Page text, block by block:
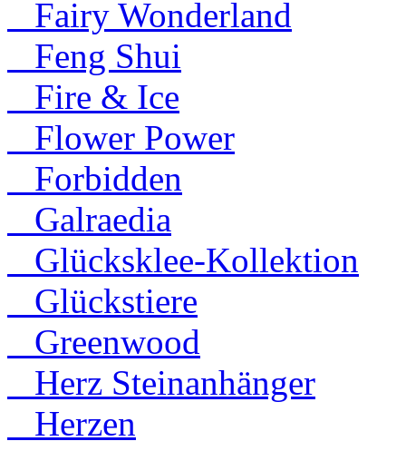
Fairy Wonderland
Feng Shui
Fire & Ice
Flower Power
Forbidden
Galraedia
Glücksklee-Kollektion
Glückstiere
Greenwood
Herz Steinanhänger
Herzen